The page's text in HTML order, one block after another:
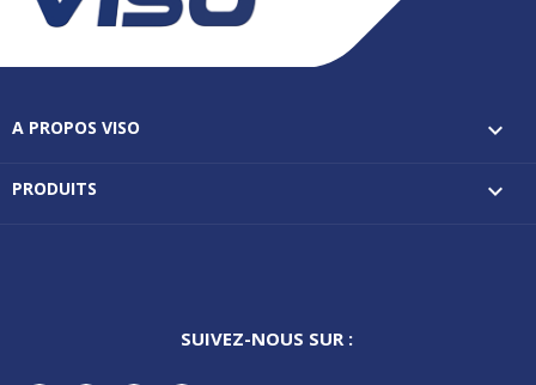
A PROPOS VISO 
PRODUITS 
SUIVEZ-NOUS SUR :